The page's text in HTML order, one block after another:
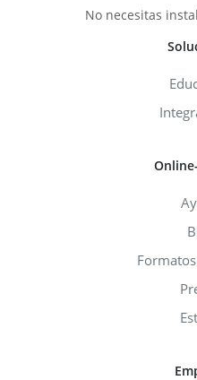
No necesitas